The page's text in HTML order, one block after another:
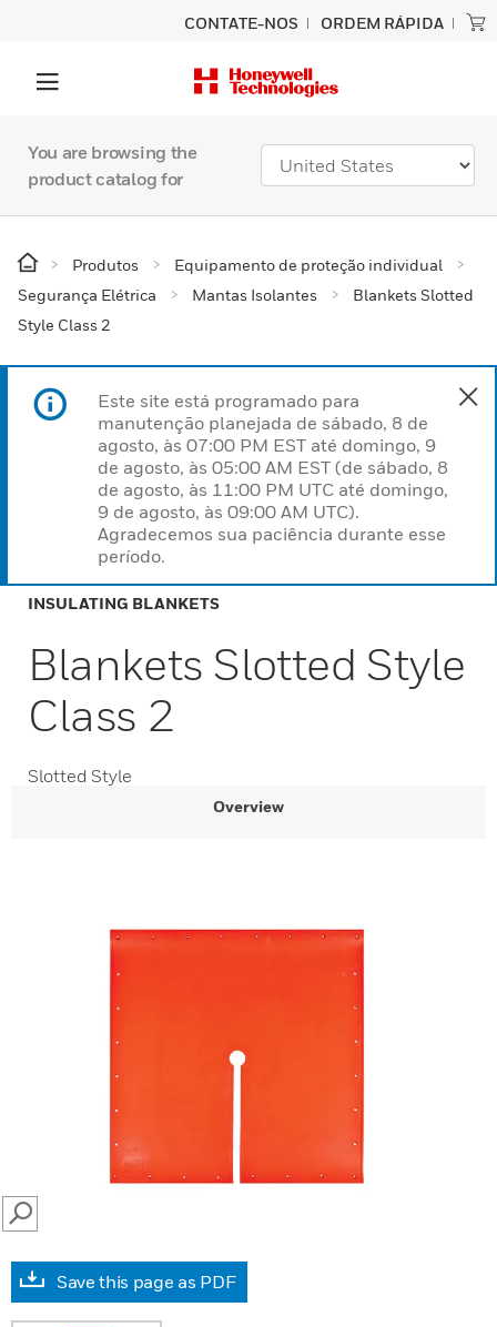
CONTATE-NOS ORDEM RÁPIDA
You are browsing the
product catalog for
Produtos
Equipamento de proteção individual
Segurança Elétrica
Mantas Isolantes
Blankets Slotted
Style Class 2
Este site está programado para
manutenção planejada de sábado, 8 de
agosto, às 07:00 PM EST até domingo, 9
de agosto, às 05:00 AM EST (de sábado, 8
de agosto, às 11:00 PM UTC até domingo,
9 de agosto, às 09:00 AM UTC).
Agradecemos sua paciência durante esse
período.
INSULATING BLANKETS
Blankets Slotted Style
Class 2
Slotted Style
Overview
SEARCH
Save this page as PDF